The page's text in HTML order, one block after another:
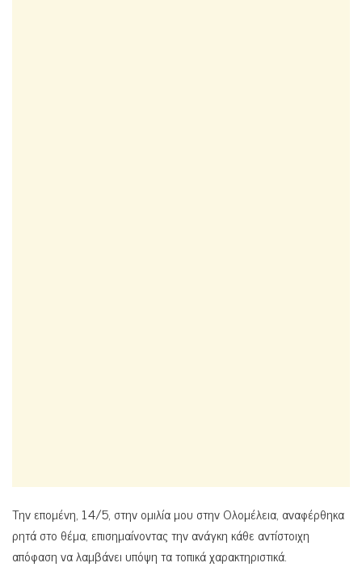
Την επομένη, 14/5, στην ομιλία μου στην Ολομέλεια, αναφέρθηκα
ρητά στο θέμα, επισημαίνοντας την ανάγκη κάθε αντίστοιχη
απόφαση να λαμβάνει υπόψη τα τοπικά χαρακτηριστικά.